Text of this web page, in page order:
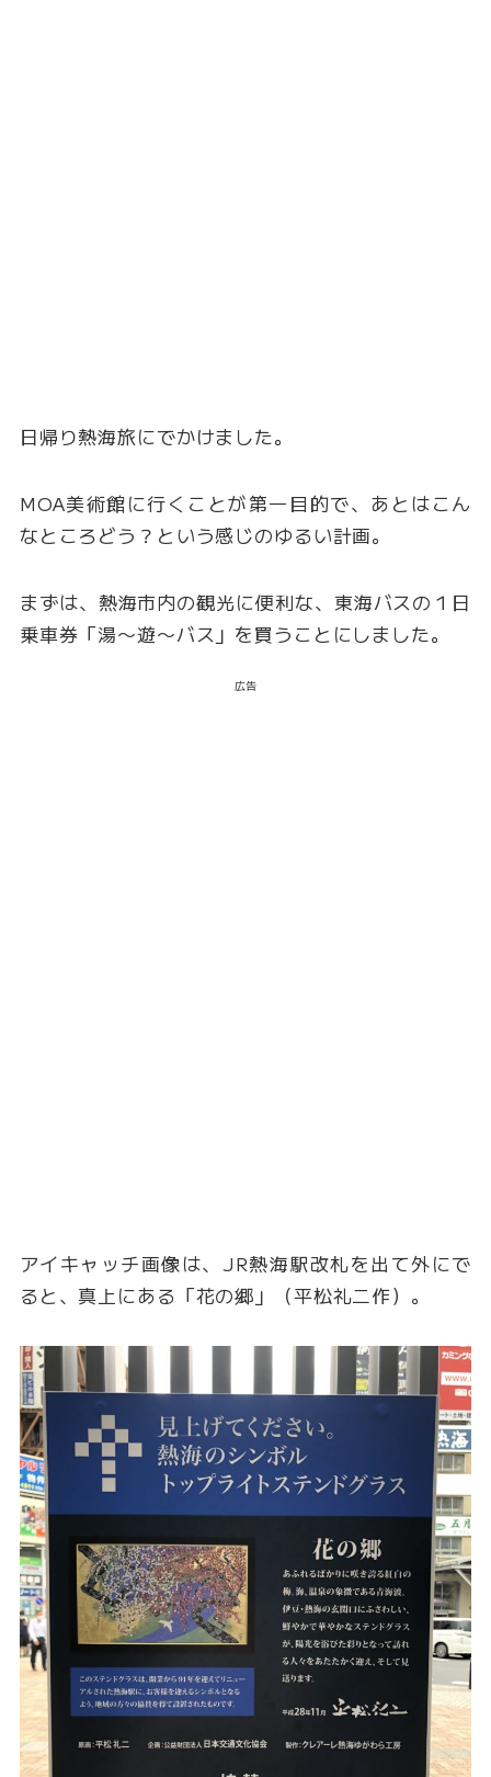
日帰り熱海旅にでかけました。
MOA美術館に行くことが第一目的で、あとはこん
なところどう？という感じのゆるい計画。
まずは、熱海市内の観光に便利な、東海バスの１日
乗車券「湯〜遊〜バス」を買うことにしました。
広告
アイキャッチ画像は、JR熱海駅改札を出て外にで
ると、真上にある「花の郷」（平松礼二作）。